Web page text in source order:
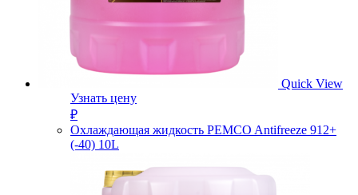
Quick View
Узнать цену
₽
Охлаждающая жидкость PEMCO Antifreeze 912+
(-40) 10L